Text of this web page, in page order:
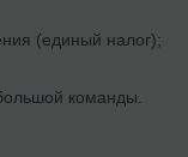
(единый налог);
команды.